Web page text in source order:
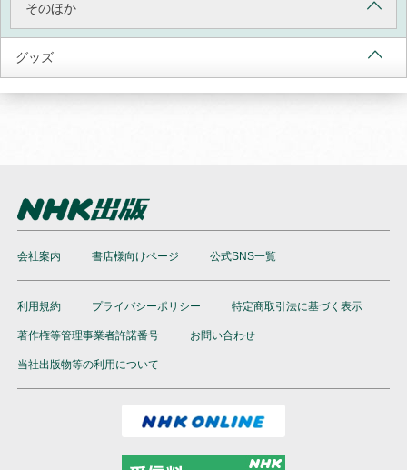
そのほか
グッズ
会社案内 書店様向けページ 公式SNS一覧
利用規約 プライバシーポリシー 特定商取引法に基づく表示
著作権等管理事業者許諾番号 お問い合わせ
当社出版物等の利用について